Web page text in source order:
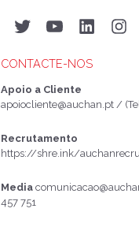
TwitterYouTubeLinkedIn
CONTACTE-NOS
Apoio a Cliente
apoiocliente@auchan.pt /
Recrutamento
https://shre.ink/
Media
457 751